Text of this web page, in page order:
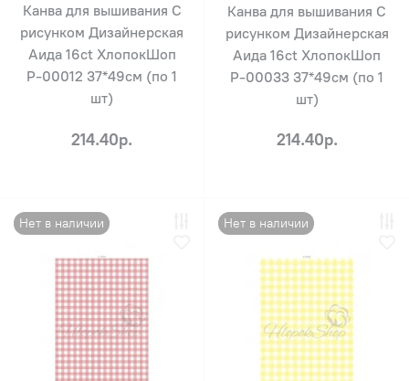
Канва для вышивания С
рисунком Дизайнерская
Аида 16ct ХлопокШоп
Р-00012 37*49см (по 1
шт)
214.40р.
Канва для вышивания С
рисунком Дизайнерская
Аида 16ct ХлопокШоп
Р-00033 37*49см (по 1
шт)
214.40р.
Нет в наличии Нет в наличии